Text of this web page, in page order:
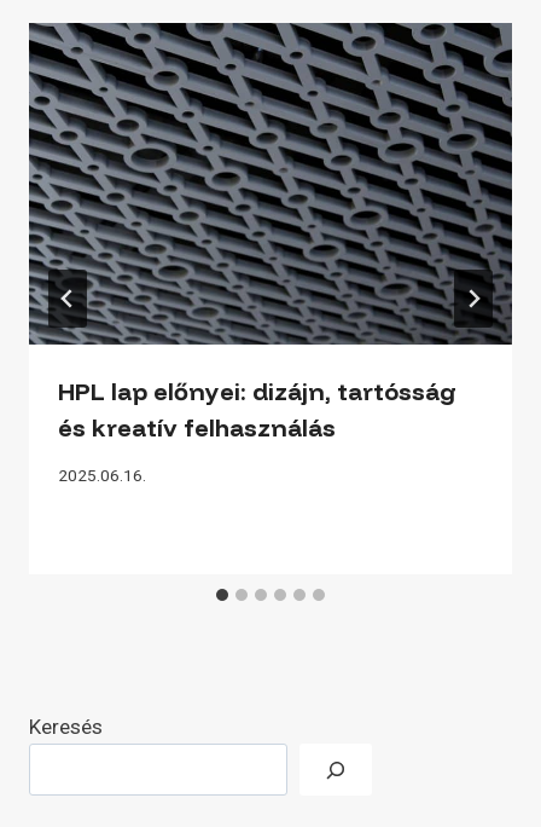
HPL lap előnyei: dizájn, tartósság
és kreatív felhasználás
2025.06.16.
Keresés